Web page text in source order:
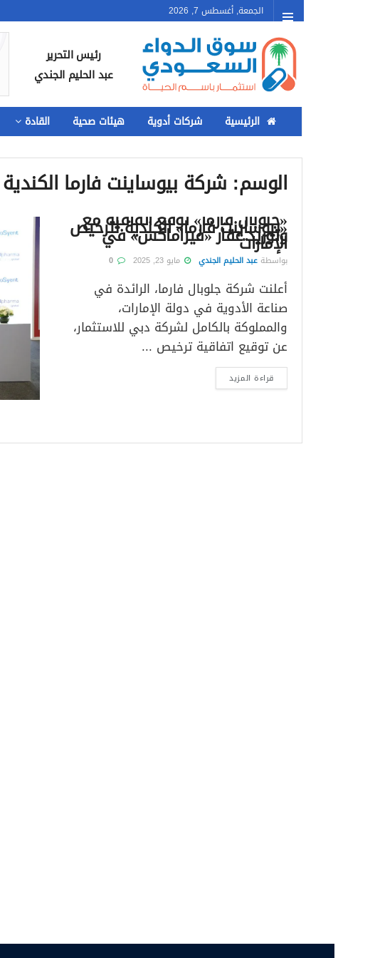
الجمعة, أغسطس 7, 2026
رئيس التحرير
عبد الحليم الجندي
الرئيسية شركات أدوية هيئات صحية القادة
الوسم: شركة بيوساينت فارما الكندية
«جلوبال فارما» توقع اتفاقية مع
«بيوساينت فارما» الكندية لترخيص
وتوريد عقار «فيراماكس» في
الإمارات
بواسطة عبد الحليم الجندي مايو 23, 2025
أعلنت شركة جلوبال فارما، الرائدة في
صناعة الأدوية في دولة الإمارات،
والمملوكة بالكامل لشركة دبي للاستثمار،
عن توقيع اتفاقية ترخيص ...
قراءة المزيد